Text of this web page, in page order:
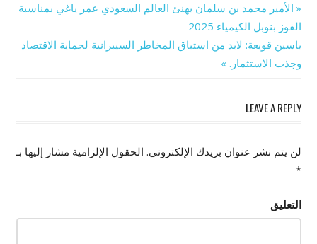
تصفّح
المقالات
Previous
Post:
الأمير محمد بن سلمان يهنئ العالم السعودي عمر ياغي بمناسبة
الفوز بنوبل الكيمياء 2025
Next
Post:
ياسين قويعة: لابد من استباق المخاطر السيبرانية لحماية الاقتصاد
وجذب الاستثمار.
LEAVE A REPLY
لن يتم نشر عنوان بريدك الإلكتروني. الحقول الإلزامية مشار إليها بـ
*
التعليق